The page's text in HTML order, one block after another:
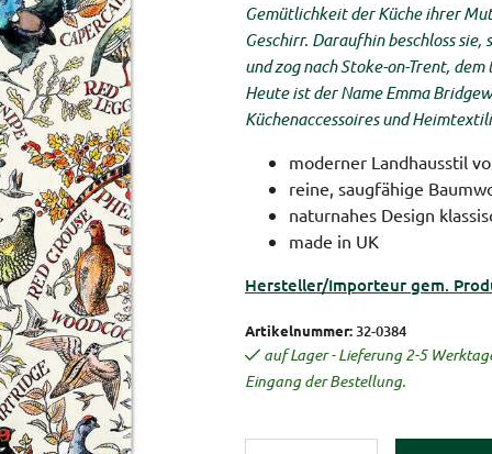
Gemütlichkeit der Küche ihrer
Geschirr. Daraufhin beschloss
und zog nach Stoke-on-Trent,
Heute ist der Name Emma
Küchenaccessoires und
moderner Landhausstil
reine, saugfähige
naturnahes Design
made in UK
Hersteller/Importeur gem.
Artikelnummer: 32-0384
auf Lager - Lieferung 2-5
Eingang der Bestellung.